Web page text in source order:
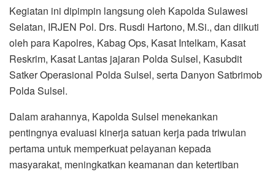
Kegiatan ini dipimpin langsung oleh Kapolda Sulawesi
Selatan, IRJEN Pol. Drs. Rusdi Hartono, M.Si., dan diikuti
oleh para Kapolres, Kabag Ops, Kasat Intelkam, Kasat
Reskrim, Kasat Lantas jajaran Polda Sulsel, Kasubdit
Satker Operasional Polda Sulsel, serta Danyon Satbrimob
Polda Sulsel.
Dalam arahannya, Kapolda Sulsel menekankan
pentingnya evaluasi kinerja satuan kerja pada triwulan
pertama untuk memperkuat pelayanan kepada
masyarakat, meningkatkan keamanan dan ketertiban